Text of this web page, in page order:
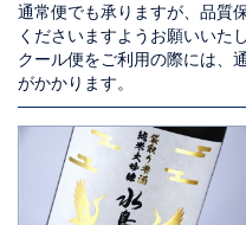
通常便でも承りますが、品質
くださいますようお願いいた
クール便をご利用の際には、
がかかります。